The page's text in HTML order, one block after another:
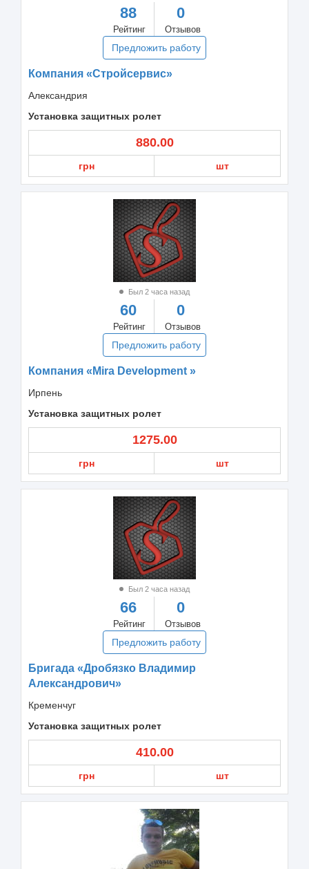
88
Рейтинг
0
Отзывов
Предложить работу
Компания «Стройсервис»
Александрия
Установка защитных ролет
880.00
грн шт
Был 2 часа назад
60
Рейтинг
0
Отзывов
Предложить работу
Компания «Mira Development »
Ирпень
Установка защитных ролет
1275.00
грн шт
Был 2 часа назад
66
Рейтинг
0
Отзывов
Предложить работу
Бригада «Дробязко Владимир
Александрович»
Кременчуг
Установка защитных ролет
410.00
грн шт